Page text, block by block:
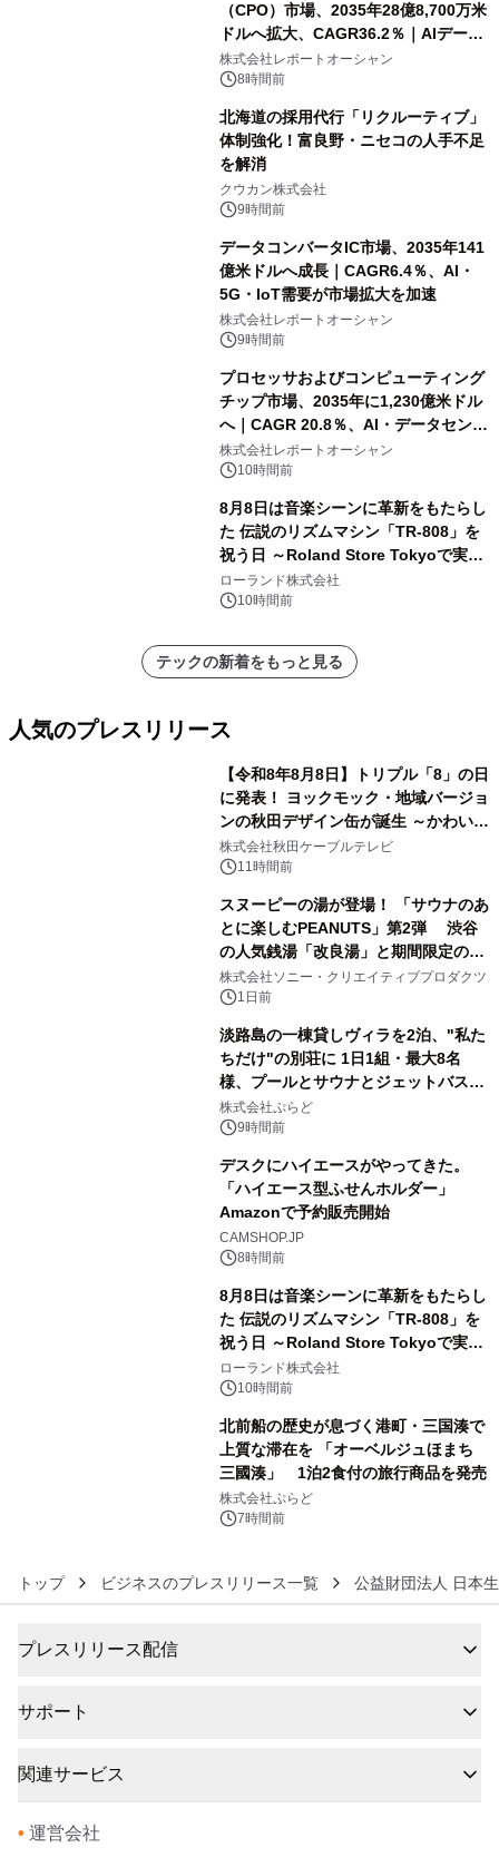
（CPO）市場、2035年28億8,700万米
ドルへ拡大、CAGR36.2％｜AIデータ
センター・高速光通信需要が成長を加
速
株式会社レポートオーシャン
8時間前
北海道の採用代行「リクルーティブ」
体制強化！富良野・ニセコの人手不足
を解消
クウカン株式会社
9時間前
データコンバータIC市場、2035年141
億米ドルへ成長｜CAGR6.4％、AI・
5G・IoT需要が市場拡大を加速
株式会社レポートオーシャン
9時間前
プロセッサおよびコンピューティング
チップ市場、2035年に1,230億米ドル
へ｜CAGR 20.8％、AI・データセンタ
ー需要が成長を牽引
株式会社レポートオーシャン
10時間前
8月8日は音楽シーンに革新をもたらし
た 伝説のリズムマシン「TR-808」を
祝う日 ～Roland Store Tokyoで実機
を展示しての 記念キャンペーンを開
催 英国ラジオ「NTS」の 特別プログ
アーティストを フィーチャーしたアニ
メーションを公開～
ローランド株式会社
10時間前
テックの新着をもっと見る
人気のプレスリリース
【令和8年8月8日】トリプル「8」の日
に発表！ ヨックモック・地域バージョ
ンの秋田デザイン缶が誕生 ～かわいい
秋田犬の子犬と秋田の四季と名所を巡
るパッケージ～ 9月1日(火)秋田県内で
株式会社秋田ケーブルテレビ
11時間前
スヌーピーの湯が登場！ 「サウナのあ
とに楽しむPEANUTS」第2弾 渋谷
の人気銭湯「改良湯」と期間限定のコ
ラボレーション サウナイキタイコラ
ボグッズも発売決定！
株式会社ソニー・クリエイティブプロダクツ
1日前
淡路島の一棟貸しヴィラを2泊、"私た
ちだけ"の別荘に 1日1組・最大8名
様、プールとサウナとジェットバス付
きで Villa Mon Temps AWAJIの連泊
素泊りプラン
株式会社ぷらど
9時間前
デスクにハイエースがやってきた。
「ハイエース型ふせんホルダー」
Amazonで予約販売開始
CAMSHOP.JP
8時間前
8月8日は音楽シーンに革新をもたらし
た 伝説のリズムマシン「TR-808」を
祝う日 ～Roland Store Tokyoで実機
を展示しての 記念キャンペーンを開
催 英国ラジオ「NTS」の 特別プログ
アーティストを フィーチャーしたアニ
メーションを公開～
ローランド株式会社
10時間前
北前船の歴史が息づく港町・三国湊で
上質な滞在を 「オーベルジュほまち
三國湊」 1泊2食付の旅行商品を発売
株式会社ぷらど
7時間前
トップ ビジネスのプレスリリース一覧 公益財団法人 日本
プレスリリース配信
サポート
関連サービス
• 運営会社